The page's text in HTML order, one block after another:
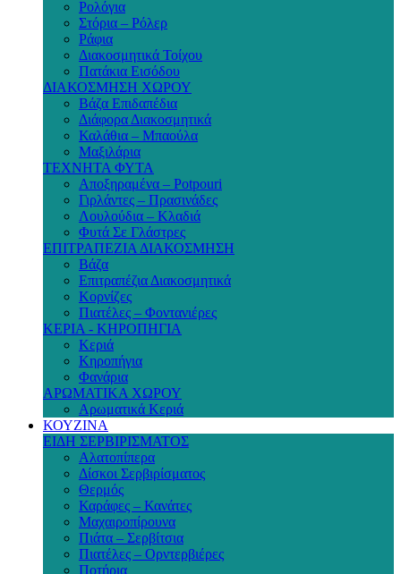
Ρολόγια
Στόρια – Ρόλερ
Ράφια
Διακοσμητικά Τοίχου
Πατάκια Εισόδου
ΔΙΑΚΟΣΜΗΣΗ ΧΩΡΟΥ
Βάζα Επιδαπέδια
Διάφορα Διακοσμητικά
Καλάθια – Μπαούλα
Μαξιλάρια
ΤΕΧΝΗΤΑ ΦΥΤΑ
Αποξηραμένα – Potpouri
Γιρλάντες – Πρασινάδες
Λουλούδια – Κλαδιά
Φυτά Σε Γλάστρες
ΕΠΙΤΡΑΠΕΖΙΑ ΔΙΑΚΟΣΜΗΣΗ
Βάζα
Επιτραπέζια Διακοσμητικά
Κορνίζες
Πιατέλες – Φοντανιέρες
ΚΕΡΙΑ - ΚΗΡΟΠΗΓΙΑ
Κεριά
Κηροπήγια
Φανάρια
ΑΡΩΜΑΤΙΚΑ ΧΩΡΟΥ
Αρωματικά Κεριά
ΚΟΥΖΙΝΑ
ΕΙΔΗ ΣΕΡΒΙΡΙΣΜΑΤΟΣ
Αλατοπίπερα
Δίσκοι Σερβιρίσματος
Θερμός
Καράφες – Κανάτες
Μαχαιροπίρουνα
Πιάτα – Σερβίτσια
Πιατέλες – Ορντερβιέρες
Ποτήρια